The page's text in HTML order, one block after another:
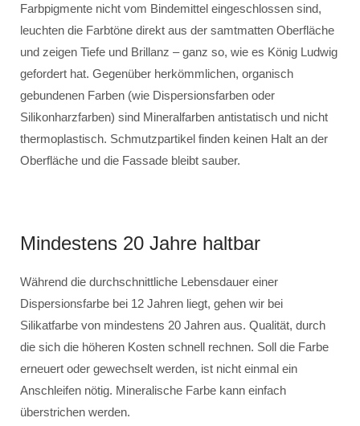
Farbpigmente nicht vom Bindemittel eingeschlossen sind,
leuchten die Farbtöne direkt aus der samtmatten Oberfläche
und zeigen Tiefe und Brillanz – ganz so, wie es König Ludwig
gefordert hat. Gegenüber herkömmlichen, organisch
gebundenen Farben (wie Dispersionsfarben oder
Silikonharzfarben) sind Mineralfarben antistatisch und nicht
thermoplastisch. Schmutzpartikel finden keinen Halt an der
Oberfläche und die Fassade bleibt sauber.
Mindestens 20 Jahre haltbar
Während die durchschnittliche Lebensdauer einer
Dispersionsfarbe bei 12 Jahren liegt, gehen wir bei
Silikatfarbe von mindestens 20 Jahren aus. Qualität, durch
die sich die höheren Kosten schnell rechnen. Soll die Farbe
erneuert oder gewechselt werden, ist nicht einmal ein
Anschleifen nötig. Mineralische Farbe kann einfach
überstrichen werden.